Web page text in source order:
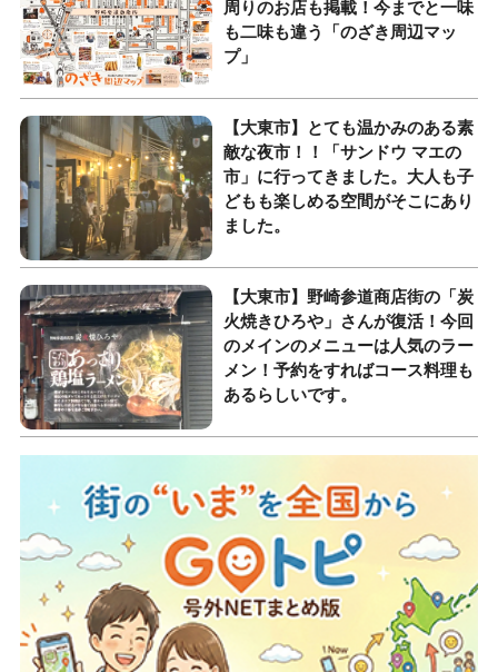
周りのお店も掲載！今までと一味
も二味も違う「のざき周辺マッ
プ」
【大東市】とても温かみのある素
敵な夜市！！「サンドウ マエの
市」に行ってきました。大人も子
どもも楽しめる空間がそこにあり
ました。
【大東市】野崎参道商店街の「炭
火焼きひろや」さんが復活！今回
のメインのメニューは人気のラー
メン！予約をすればコース料理も
あるらしいです。